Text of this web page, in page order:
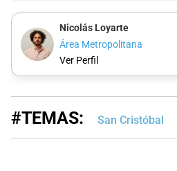
Nicolás Loyarte
Área Metropolitana
Ver Perfil
#TEMAS: San Cristóbal